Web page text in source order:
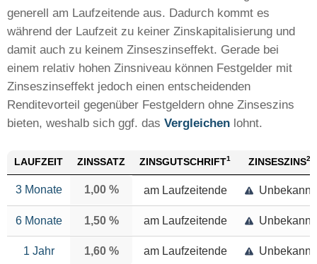
generell am Laufzeitende aus. Dadurch kommt es
während der Laufzeit zu keiner Zinskapitalisierung und
damit auch zu keinem Zinseszinseffekt. Gerade bei
einem relativ hohen Zinsniveau können Festgelder mit
Zinseszinseffekt jedoch einen entscheidenden
Renditevorteil gegenüber Festgeldern ohne Zinseszins
bieten, weshalb sich ggf. das Vergleichen lohnt.
LAUFZEIT ZINSSATZ ZINSGUTSCHRIFT1 ZINSESZINS2
3 Monate 1,00 % am Laufzeitende Unbekannt
6 Monate 1,50 % am Laufzeitende Unbekannt
1 Jahr 1,60 % am Laufzeitende Unbekannt